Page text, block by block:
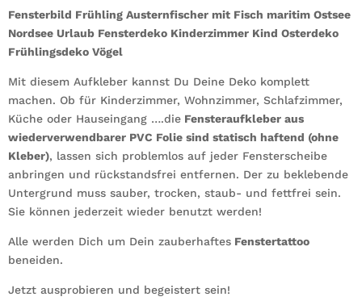
Urlaub
Fensterdeko
Kinderzimmer
Osterdeko
Frühlingsdeko
Vögel
Menge
Fensterbild Frühling Austernfischer mit Fisch maritim Ostsee
Nordsee Urlaub Fensterdeko Kinderzimmer Kind Osterdeko
Frühlingsdeko Vögel
Mit diesem Aufkleber kannst Du Deine Deko komplett
machen. Ob für Kinderzimmer, Wohnzimmer, Schlafzimmer,
Küche oder Hauseingang ….die Fensteraufkleber aus
wiederverwendbarer PVC Folie sind statisch haftend (ohne
Kleber), lassen sich problemlos auf jeder Fensterscheibe
anbringen und rückstandsfrei entfernen. Der zu beklebende
Untergrund muss sauber, trocken, staub- und fettfrei sein.
Sie können jederzeit wieder benutzt werden!
Alle werden Dich um Dein zauberhaftes Fenstertattoo
beneiden.
Jetzt ausprobieren und begeistert sein!